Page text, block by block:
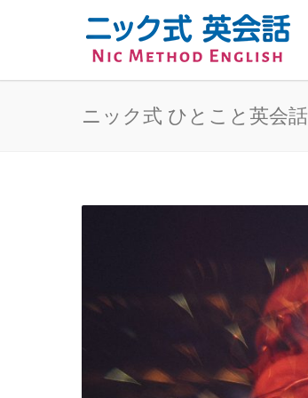
ニック式 ひとこと英会話